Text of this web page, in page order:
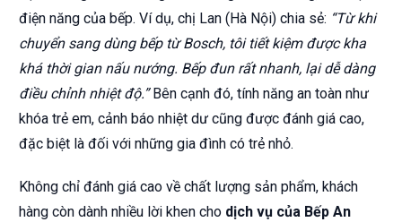
điện năng của bếp. Ví dụ, chị Lan (Hà Nội) chia sẻ: “Từ khi
chuyển sang dùng bếp từ Bosch, tôi tiết kiệm được kha
khá thời gian nấu nướng. Bếp đun rất nhanh, lại dễ dàng
điều chỉnh nhiệt độ.”Bên cạnh đó, tính năng an toàn như
khóa trẻ em, cảnh báo nhiệt dư cũng được đánh giá cao,
đặc biệt là đối với những gia đình có trẻ nhỏ.
Không chỉ đánh giá cao về chất lượng sản phẩm, khách
hàng còn dành nhiều lời khen cho dịch vụ của Bếp An